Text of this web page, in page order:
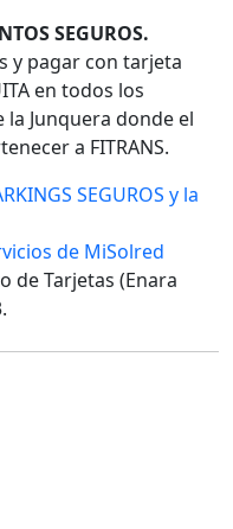
SEGUROS.
y pagar con tarjeta
en todos los
Junquera donde el
a FITRANS.
SEGUROS y la
de MiSolred
de Tarjetas (Enara